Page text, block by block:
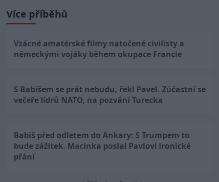
Více příběhů
Vzácné amatérské filmy natočené civilisty a
německými vojáky během okupace Francie
S Babišem se prát nebudu, řekl Pavel. Zúčastní se
večeře lídrů NATO, na pozvání Turecka
Babiš před odletem do Ankary: S Trumpem to
bude zážitek. Macinka poslal Pavlovi ironické
přání